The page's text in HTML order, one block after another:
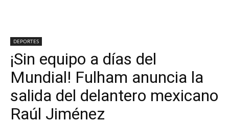
DEPORTES
¡Sin equipo a días del
Mundial! Fulham anuncia la
salida del delantero mexicano
Raúl Jiménez